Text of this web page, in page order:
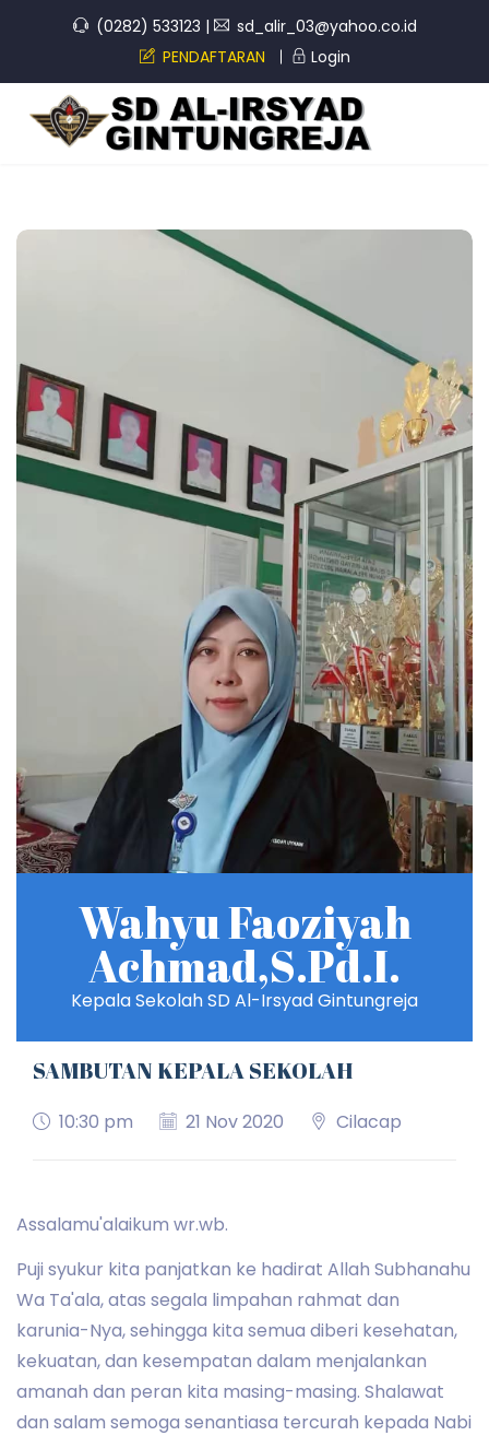
(0282) 533123 |
sd_alir_03@yahoo.co.id
PENDAFTARAN
Login
Wahyu Faoziyah
Achmad,S.Pd.I.
Kepala Sekolah SD Al-Irsyad Gintungreja
SAMBUTAN KEPALA SEKOLAH
10:30 pm 21 Nov 2020 Cilacap
Assalamu'alaikum wr.wb.
Puji syukur kita panjatkan ke hadirat Allah Subhanahu
Wa Ta'ala, atas segala limpahan rahmat dan
karunia-Nya, sehingga kita semua diberi kesehatan,
kekuatan, dan kesempatan dalam menjalankan
amanah dan peran kita masing-masing. Shalawat
dan salam semoga senantiasa tercurah kepada Nabi